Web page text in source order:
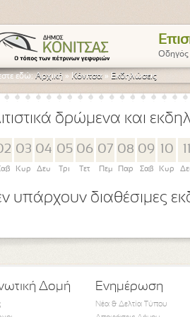
Οδηγός
εδώ:Αρχική » Κόνιτσα » Εκδηλώσεις
δρώμενα και
03
Κυρ
04
Δευ
05
Τρι
06
Τετ
07
Πεμ
08
Παρ
09
Σαβ
10
Κυρ
υπάρχουν διαθέσιμες
Δομή Ενημέρωση
Νέα & Δελτία Τύπου